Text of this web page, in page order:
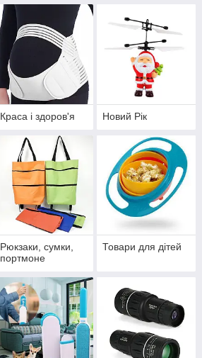
Краса і здоров'я Новий Рік
Рюкзаки, сумки,
портмоне
Товари для дітей